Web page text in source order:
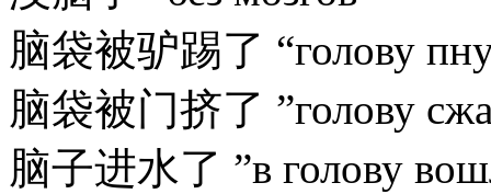
脑袋被驴踢了 “голову
脑袋被门挤了 ”голову
脑子进水了 ”в голову